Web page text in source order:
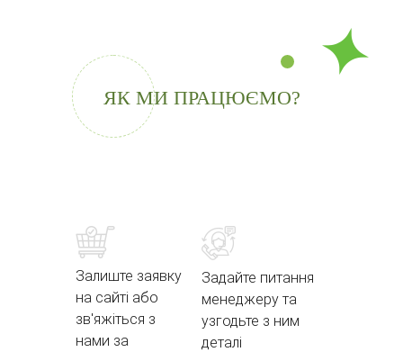
ЯК МИ ПРАЦЮЄМО?
Залиште заявку
на сайті або
зв'яжіться з
нами за
Задайте питання
менеджеру та
узгодьте з ним
деталі